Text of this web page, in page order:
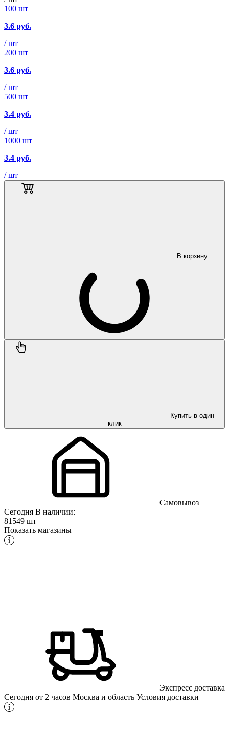
100 шт
3.6 руб.
/ шт
200 шт
3.6 руб.
/ шт
500 шт
3.4 руб.
/ шт
1000 шт
3.4 руб.
/ шт
В корзину
Купить в один
клик
Самовывоз
Сегодня В наличии:
81549 шт
Показать магазины
Экспресс доставка
Сегодня от 2 часов Москва и область Условия доставки